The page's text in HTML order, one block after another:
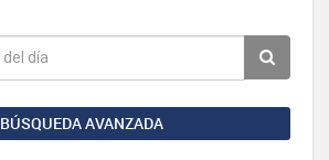
BÚSQUEDA AVANZADA